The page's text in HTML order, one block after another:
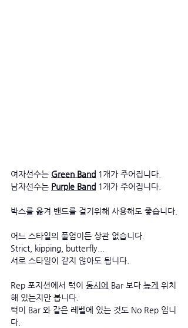
여자선수는 Green Band 1개가 주어집니다.
남자선수는 Purple Band 1개가 주어집니다.
박스를 옮겨 밴드를 걸기위해 사용해도 좋습니다.
어느 스타일의 풀업이든 상관 없습니다.
Strict, kipping, butterfly...
서로 스타일이 같지 않아도 됩니다.
Rep 포지션에서 턱이 동시에 Bar 보다 높게 위치
해 있는지만 봅니다.
턱이 Bar 와 같은 레벨에 있는 것도 No Rep 입니
다.